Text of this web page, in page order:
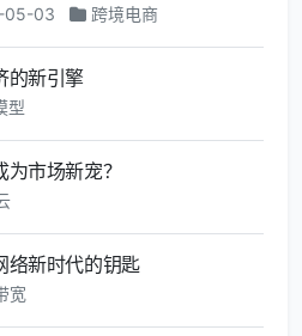
05-03 跨境电商
的新引擎
型
市场新宠？
络新时代的钥匙
宽